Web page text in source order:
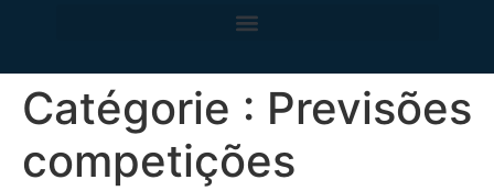
Catégorie : Previsões
competições